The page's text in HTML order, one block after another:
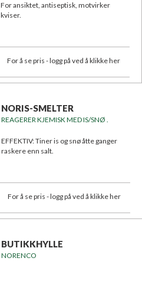
For ansiktet, antiseptisk, motvirker
kviser.
For å se pris - logg på ved å klikke her
NORIS-SMELTER
REAGERER KJEMISK MED IS/SNØ .
EFFEKTIV: Tiner is og snø åtte ganger
raskere enn salt.
For å se pris - logg på ved å klikke her
BUTIKKHYLLE
NORENCO